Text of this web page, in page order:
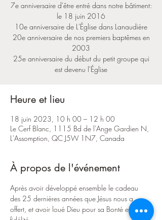
7e anniversaire d'être entré dans notre bâtiment:
le 18 juin 2016
10e anniversaire de L'Église dans Lanaudière
20e anniversaire de nos premiers baptêmes en
2003
25e anniversaire du début du petit groupe qui
est devenu l'Église
Heure et lieu
18 juin 2023, 10 h 00 – 12 h 00
Le Cerf Blanc, 1115 Bd de l'Ange Gardien N,
L'Assomption, QC J5W 1N7, Canada
À propos de l'événement
Après avoir développé ensemble le cadeau
des 25 dernières années que Jésus nous a
offert, et avoir loué Dieu pour sa Bonté et Sa